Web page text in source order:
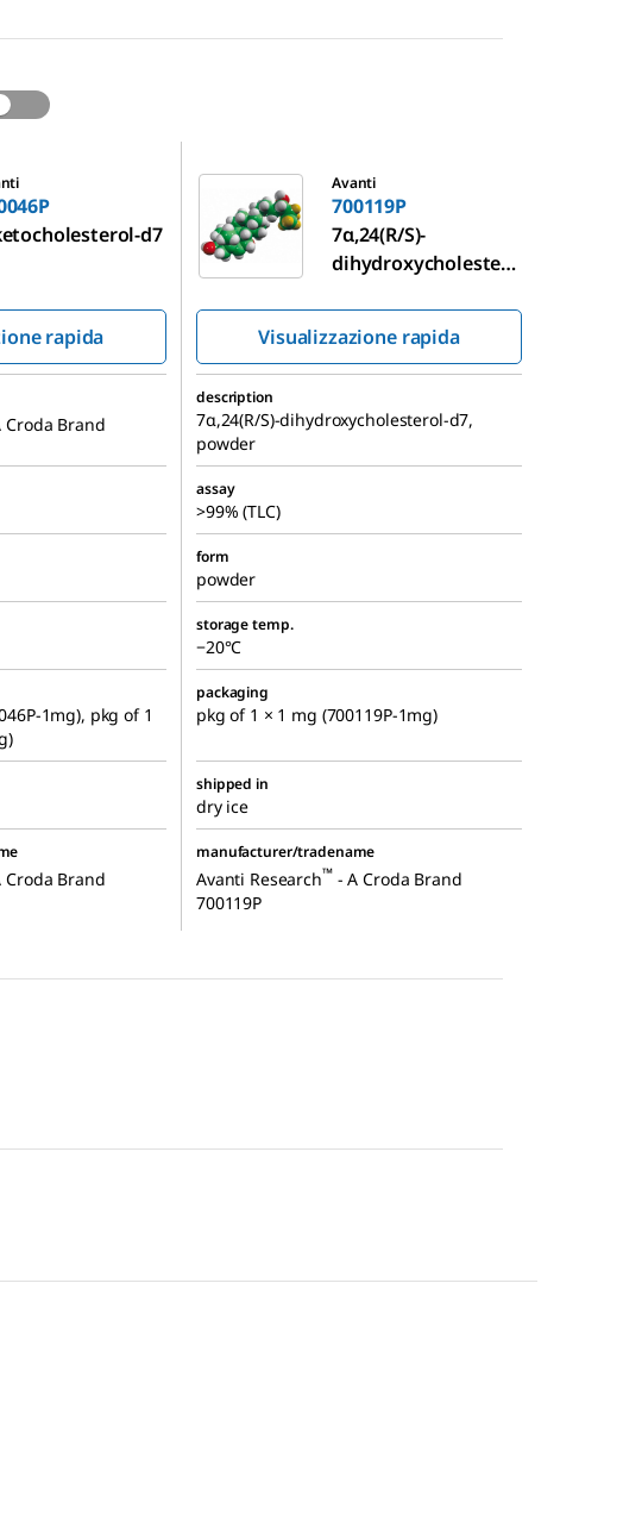
d7
rapida
Avanti
700119P
7α,24(R/S)-
dihydroxycholester
Visualizzazione rapida
Brand
description
7α,24(R/S)-dihydroxycholesterol-d7,
powder
assay
>99% (TLC)
form
powder
storage temp.
−20°C
1mg), pkg of 1
packaging
pkg of 1 × 1 mg (700119P-1mg)
shipped in
dry ice
Brand
manufacturer/tradename
Avanti Research™- A Croda Brand
700119P